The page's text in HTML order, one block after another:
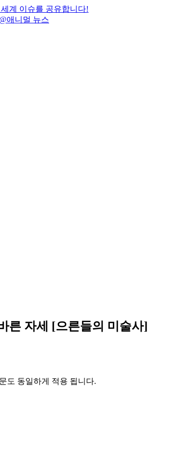
계 이슈를 공유합니다!
@애니멀 뉴스
른 자세 [으른들의 미술사]
도 동일하게 적용 됩니다.